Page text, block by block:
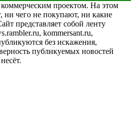
проектом. На этом
ни чего не покупают, ни какие
представляет собой ленту
kommersant.ru,
без искажения,
публикуемых новостей